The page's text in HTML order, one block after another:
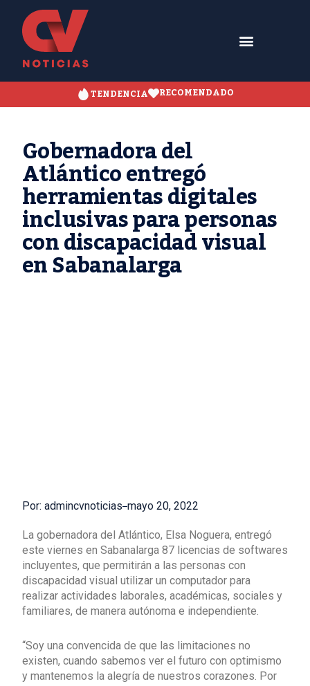
TENDENCIA RECOMENDADO
Gobernadora del
Atlántico entregó
herramientas digitales
inclusivas para personas
con discapacidad visual
en Sabanalarga
Por: admincvnoticias mayo 20, 2022
La gobernadora del Atlántico, Elsa Noguera, entregó
este viernes en Sabanalarga 87 licencias de softwares
incluyentes, que permitirán a las personas con
discapacidad visual utilizar un computador para
realizar actividades laborales, académicas, sociales y
familiares, de manera autónoma e independiente.
“Soy una convencida de que las limitaciones no
existen, cuando sabemos ver el futuro con optimismo
y mantenemos la alegría de nuestros corazones. Por